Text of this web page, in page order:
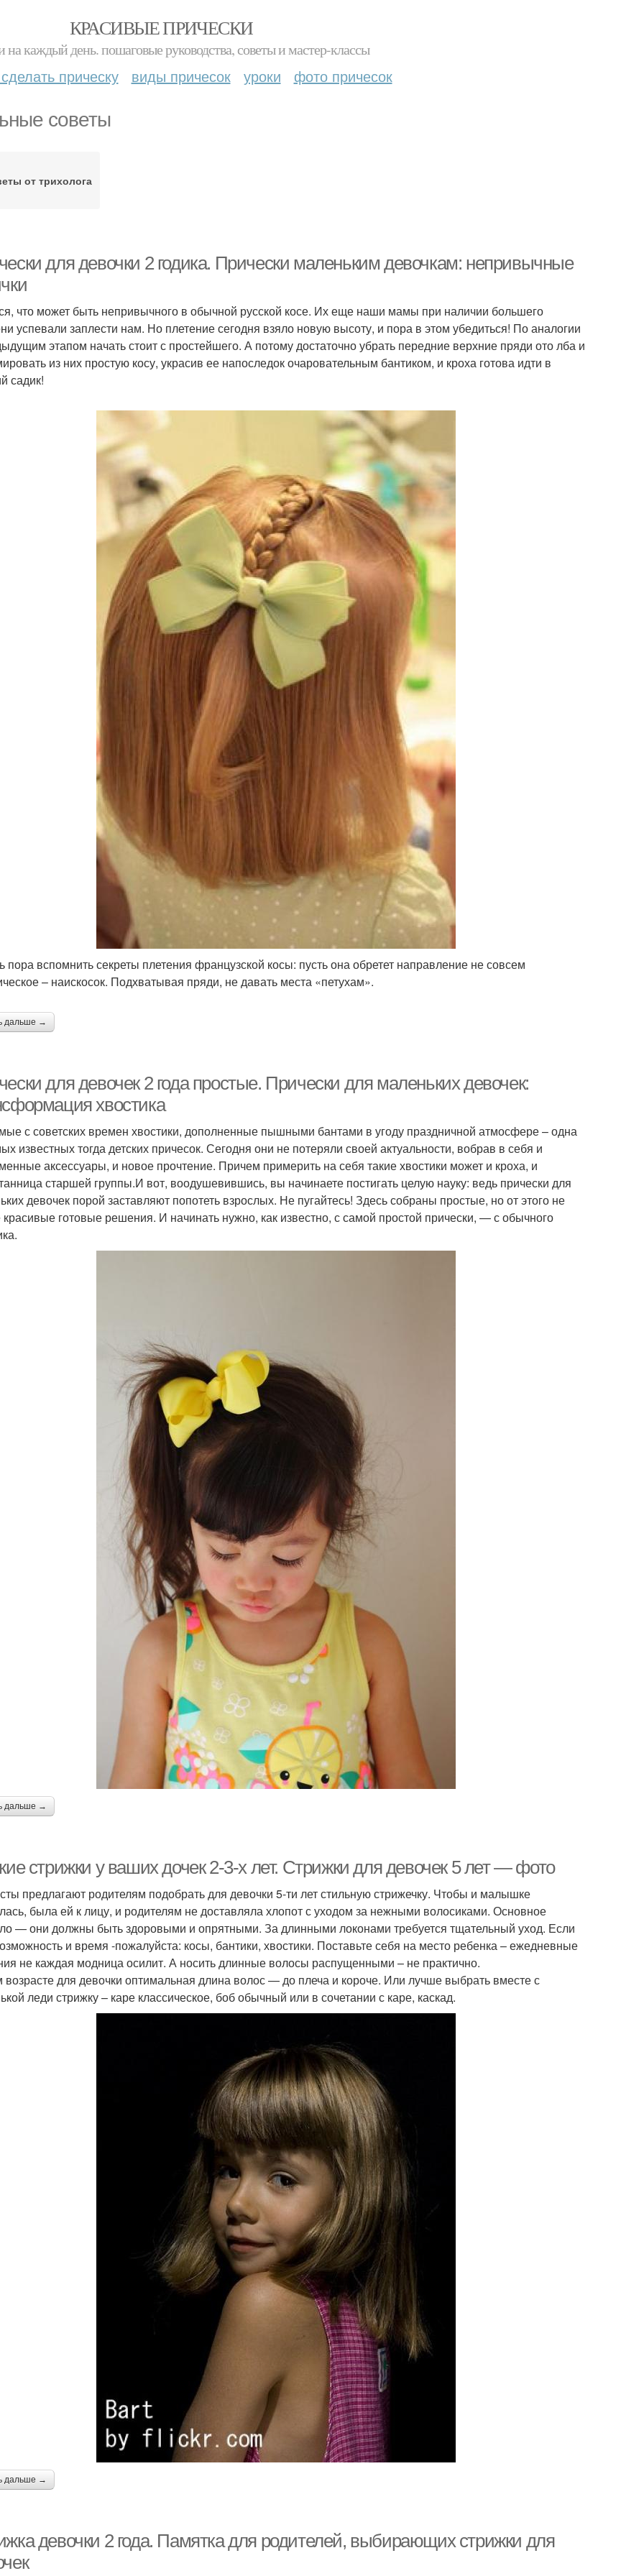
КРАСИВЫЕ ПРИЧЕСКИ
на каждый день. пошаговые руководства, советы и мастер-классы
прическу виды причесок уроки фото причесок
советы
от трихолога
для девочки 2 годика. Прически маленьким девочкам: непривычные
что может быть непривычного в обычной русской косе. Их еще наши мамы при наличии большего
успевали заплести нам. Но плетение сегодня взяло новую высоту, и пора в этом убедиться! По аналогии
этапом начать стоит с простейшего. А потому достаточно убрать передние верхние пряди ото лба и
из них простую косу, украсив ее напоследок очаровательным бантиком, и кроха готова идти в
садик!
пора вспомнить секреты плетения французской косы: пусть она обретет направление не совсем
– наискосок. Подхватывая пряди, не давать места «петухам».
дальше →
для девочек 2 года простые. Прически для маленьких девочек:
хвостика
с советских времен хвостики, дополненные пышными бантами в угоду праздничной атмосфере – одна
известных тогда детских причесок. Сегодня они не потеряли своей актуальности, вобрав в себя и
аксессуары, и новое прочтение. Причем примерить на себя такие хвостики может и кроха, и
старшей группы.И вот, воодушевившись, вы начинаете постигать целую науку: ведь прически для
девочек порой заставляют попотеть взрослых. Не пугайтесь! Здесь собраны простые, но от этого не
готовые решения. И начинать нужно, как известно, с самой простой прически, — с обычного
дальше →
стрижки у ваших дочек 2-3-х лет. Стрижки для девочек 5 лет — фото
предлагают родителям подобрать для девочки 5-ти лет стильную стрижечку. Чтобы и малышке
была ей к лицу, и родителям не доставляла хлопот с уходом за нежными волосиками. Основное
— они должны быть здоровыми и опрятными. За длинными локонами требуется тщательный уход. Если
и время -пожалуйста: косы, бантики, хвостики. Поставьте себя на место ребенка – ежедневные
не каждая модница осилит. А носить длинные волосы распущенными – не практично.
возрасте для девочки оптимальная длина волос — до плеча и короче. Или лучше выбрать вместе с
леди стрижку – каре классическое, боб обычный или в сочетании с каре, каскад.
дальше →
девочки 2 года. Памятка для родителей, выбирающих стрижки для